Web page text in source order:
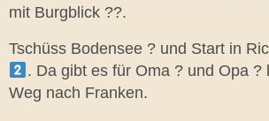
mit Burgblick ??.
Tschüss Bodensee ? und Start in
. Da gibt es für Oma ? und Opa
Weg nach Franken.